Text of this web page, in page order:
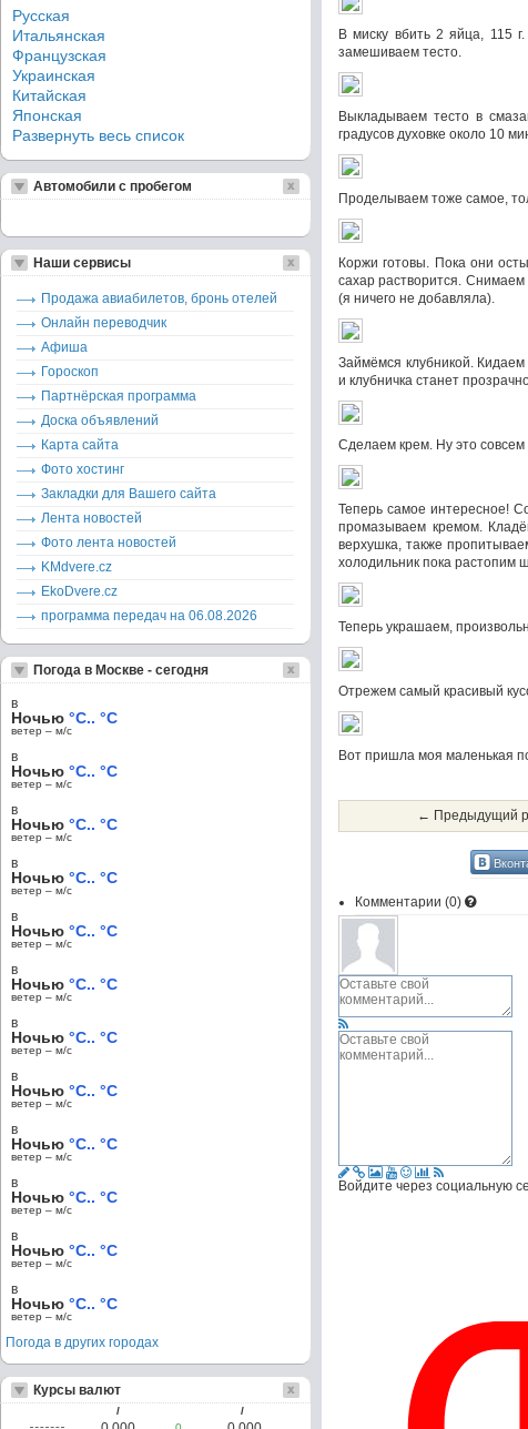
В миску вбить 2 яйца, 115
замешиваем тесто.
Выкладываем тесто в
градусов духовке около 10
Проделываем тоже самое,
Коржи готовы. Пока они
сахар растворится. Снимаем
(я ничего не добавляла).
Займёмся клубникой.
и клубничка станет
Сделаем крем. Ну это совсем
Теперь самое интересное!
промазываем кремом.
верхушка, также
холодильник пока растопим
Теперь украшаем,
Отрежем самый красивый
Вот пришла моя маленькая
← Предыдущий
Комментарии (0)
Войдите через социальную
Русская
Итальянская
Французская
Украинская
Китайская
Японская
Развернуть весь список
Автомобили с пробегом
Наши сервисы
Продажа авиабилетов, бронь отелей
Онлайн переводчик
Афиша
Гороскоп
Партнёрская программа
Доска объявлений
Карта сайта
Фото хостинг
Закладки для Вашего сайта
Лента новостей
Фото лента новостей
KMdvere.cz
EkoDvere.cz
программа передач на 06.08.2026
Погода в Москве - сегодня
в
Ночью °C.. °C
ветер – м/c
в
Ночью °C.. °C
ветер – м/c
в
Ночью °C.. °C
ветер – м/c
в
Ночью °C.. °C
ветер – м/c
в
Ночью °C.. °C
ветер – м/c
в
Ночью °C.. °C
ветер – м/c
в
Ночью °C.. °C
ветер – м/c
в
Ночью °C.. °C
ветер – м/c
в
Ночью °C.. °C
ветер – м/c
в
Ночью °C.. °C
ветер – м/c
в
Ночью °C.. °C
ветер – м/c
в
Ночью °C.. °C
ветер – м/c
Погода в других городах
Курсы валют
/ /